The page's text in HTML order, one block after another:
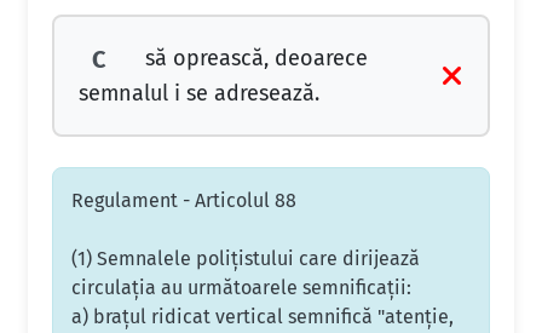
C
să oprească, deoarece
semnalul i se adresează.
Regulament - Articolul 88
(1) Semnalele poliţistului care dirijează
circulaţia au următoarele semnificaţii:
a) braţul ridicat vertical semnifică "atenţie,